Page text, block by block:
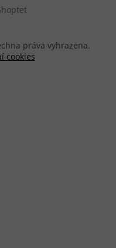
práva vyhrazena.
cookies